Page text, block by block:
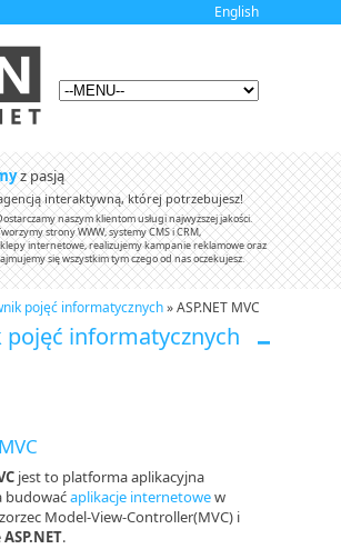
English
z pasją
agencją interaktywną, której potrzebujesz!
Dostarczamy naszym klientom usługi najwyższej jakości.
Tworzymy strony WWW, systemy CMS i CRM,
sklepy internetowe, realizujemy kampanie reklamowe oraz
zajmujemy się wszystkim tym czego od nas oczekujesz.
pojęć informatycznych» ASP.NET MVC
pojęć informatycznych
jest to platforma aplikacyjna
budowaćaplikacje internetowew
Model-View-Controller(MVC) i
ASP.NET.